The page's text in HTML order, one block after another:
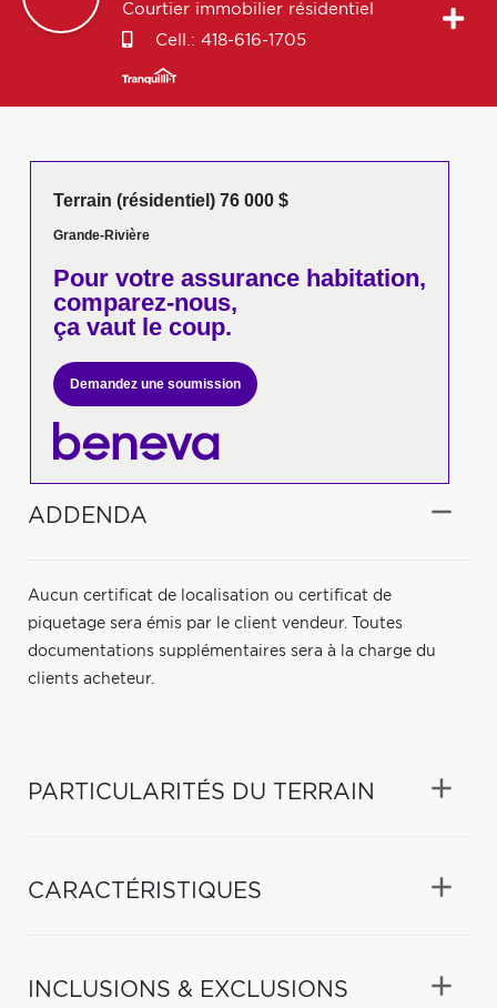
Courtier immobilier résidentiel
Cell.: 418-616-1705
Terrain (résidentiel) 76 000 $
Grande-Rivière
Pour votreassurance habitation,
comparez-nous,
ça vaut le coup.
Demandez une soumission
ADDENDA
Aucun certificat de localisation ou certificat de
piquetage sera émis par le client vendeur. Toutes
documentations supplémentaires sera à la charge du
clients acheteur.
PARTICULARITÉS DU TERRAIN
CARACTÉRISTIQUES
INCLUSIONS & EXCLUSIONS